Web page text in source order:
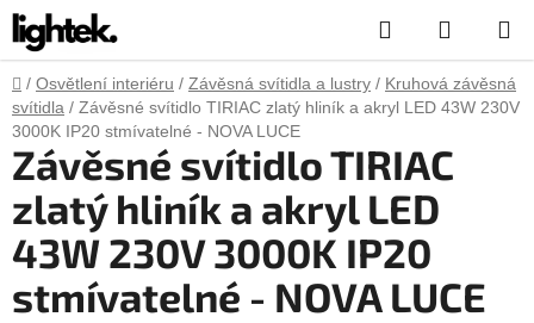
Přejít
na
obsah
Hledat
KOŠÍK
Domů
/ Osvětlení interiéru / Závěsná svítidla a lustry / Kruhová závěsná
svítidla / Závěsné svítidlo TIRIAC zlatý hliník a akryl LED 43W 230V
3000K IP20 stmívatelné - NOVA LUCE
Závěsné svítidlo TIRIAC
zlatý hliník a akryl LED
43W 230V 3000K IP20
stmívatelné - NOVA LUCE